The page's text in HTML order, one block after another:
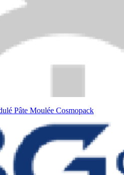
Pâte Moulée Cosmopack